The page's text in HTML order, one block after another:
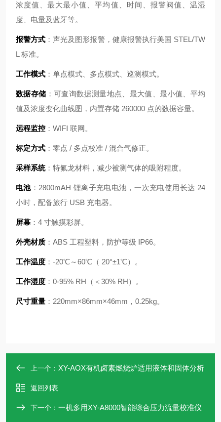
浓度值、最大最小值、平均值、时间、报警阀值、温湿
度、电量及蓝牙等。
报警方式 ：声光及图形报警，健康报警执行美国 STEL/TW
L 标准。
工作模式 ：单点模式、多点模式、巡测模式。
数据存储 ：可查询数据测量地点、最大值、最小值、平均
值及浓度变化曲线图，内置存储 260000 点的数据容量。
远程监控 ：WIFI 联网。
标定方式 ：零点 / 多点校准 / 混合气修正。
采样系统：特氟龙材料，减少被测气体的吸附程度。
电池：2800mAH 锂离子充电电池，一次充电使用长达 24
小时，配备旅行 USB 充电器。
屏幕 ：4 寸触摸彩屏。
外壳材质 ：ABS 工程塑料，防护等级 IP66。
工作温度 ：-20℃～60℃（ 20°±1℃）。
工作湿度 ：0-95% RH（＜30% RH）。
尺寸重量 ：220mm×86mm×46mm，0.25kg。
上一个： XY-AOX有机卤素燃烧炉适用液体和固体分析
返回列表
下一个： 一机多用XY-A8000智能综合压力流量校准仪